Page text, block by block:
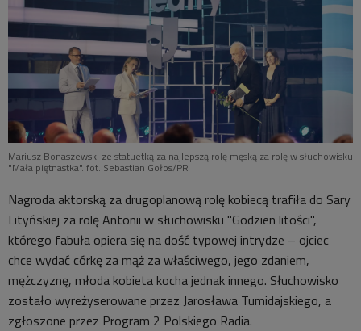
Mariusz Bonaszewski ze statuetką za najlepszą rolę męską za rolę w słuchowisku
"Mała piętnastka". fot. Sebastian Gołos/PR
Nagroda aktorską za drugoplanową rolę kobiecą trafiła do Sary
Lityńskiej za rolę Antonii w słuchowisku "Godzien litości",
którego fabuła opiera się na dość typowej intrydze – ojciec
chce wydać córkę za mąż za właściwego, jego zdaniem,
mężczyznę, młoda kobieta kocha jednak innego. Słuchowisko
zostało wyreżyserowane przez Jarosława Tumidajskiego, a
zgłoszone przez Program 2 Polskiego Radia.